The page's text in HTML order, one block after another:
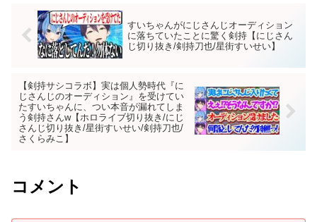
すいちゃんがにじさんじオーディション
に落ちていたことに驚く剣持【にじさん
じ切り抜き/剣持刀也/星街すいせい】
【剣持サシコラボ】実は個人勢時代『に
じさんじのオーディション』を受けてい
たすいちゃんに、つい本音が漏れてしま
う剣持さんw【ホロライブ切り抜き/にじ
さんじ切り抜き/星街すいせい/剣持刀也/
さくらみこ】
コメント